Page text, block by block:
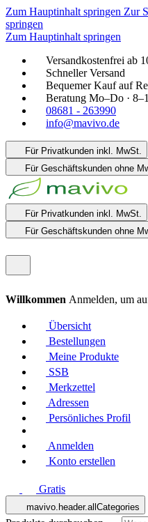
Zum Hauptinhalt springen Zur
springen
Zum Hauptinhalt springen
Versandkostenfrei ab
Schneller Versand
Bequemer Kauf auf
Beratung Mo–Do ·
08681 - 263990
info@mavivo.de
Für Privatkunden inkl. MwSt.
Für Geschäftskunden ohne
Für Privatkunden inkl. MwSt.
Für Geschäftskunden ohne
Willkommen Anmelden, um
Übersicht
Bestellungen
Meine Produkte
SSB
Merkzettel
Adressen
Persönliches Profil
Anmelden
Konto erstellen
Gratis
mavivo.header.allCategories